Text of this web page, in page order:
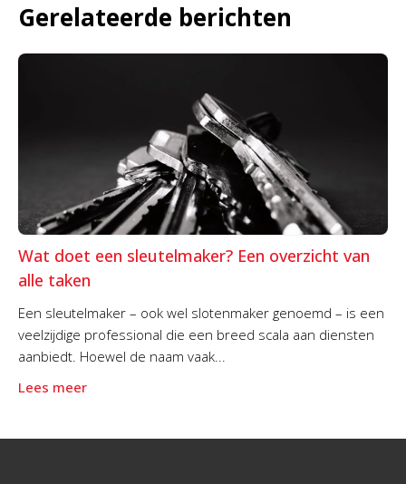
Gerelateerde berichten
Wat doet een sleutelmaker? Een overzicht van
alle taken
Een sleutelmaker – ook wel slotenmaker genoemd – is een
veelzijdige professional die een breed scala aan diensten
aanbiedt. Hoewel de naam vaak...
Lees meer